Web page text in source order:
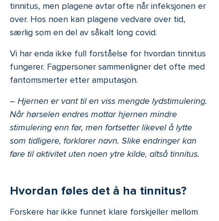
tinnitus, men plagene avtar ofte når infeksjonen er
over. Hos noen kan plagene vedvare over tid,
særlig som en del av såkalt long covid.
Vi har enda ikke full forståelse for hvordan tinnitus
fungerer. Fagpersoner sammenligner det ofte med
fantomsmerter etter amputasjon.
– Hjernen er vant til en viss mengde lydstimulering.
Når hørselen endres mottar hjernen mindre
stimulering enn før, men fortsetter likevel å lytte
som tidligere, forklarer navn. Slike endringer kan
føre til aktivitet uten noen ytre kilde, altså tinnitus.
Hvordan føles det å ha tinnitus?
Forskere har ikke funnet klare forskjeller mellom